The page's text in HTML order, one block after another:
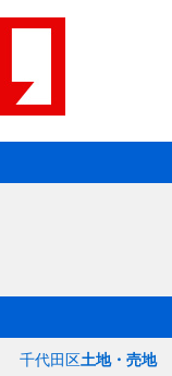
千代田区土地・売地